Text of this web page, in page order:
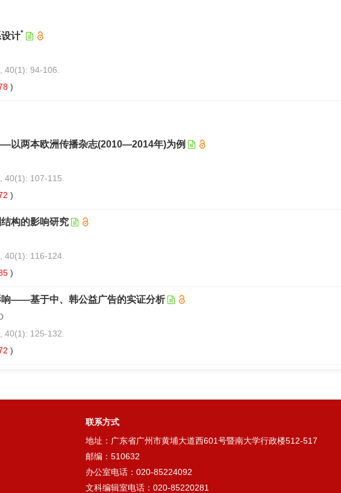
计*
40(1): 94-106.
)
以两本欧洲传播杂志(2010—2014年)为例
40(1): 107-115.
)
构的影响研究
40(1): 116-124.
)
响——基于中、韩公益广告的实证分析
40(1): 125-132.
)
联系方式
地址：广东省广州市黄埔大道西601号暨南大学行政楼512-517
邮编：510632
办公室电话：020-85224092
文科编辑室电话：020-85220281